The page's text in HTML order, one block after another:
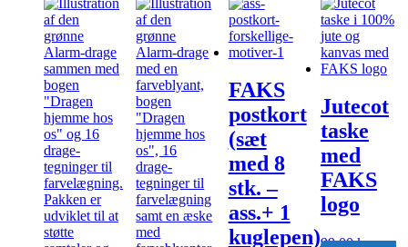
FAKS
postkort
(sæt
med 8
stk. –
ass.+ 1
kuglepen)
Jutecot
taske
med
FAKS
logo
99,00kr.